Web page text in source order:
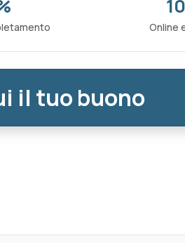
Online
il tuo buono